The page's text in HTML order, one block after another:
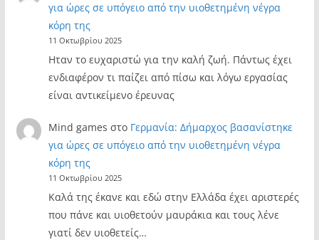
για ώρες σε υπόγειο από την υιοθετημένη νέγρα
κόρη της
11 Οκτωβρίου 2025
Ηταν το ευχαριστώ για την καλή ζωή. Πάντως έχει
ενδιαφέρον τι παίζει από πίσω και λόγω εργασίας
είναι αντικείμενο έρευνας
Mind games στο Γερμανία: Δήμαρχος βασανίστηκε
για ώρες σε υπόγειο από την υιοθετημένη νέγρα
κόρη της
11 Οκτωβρίου 2025
Καλά της έκανε και εδώ στην Ελλάδα έχει αριστερές
που πάνε και υιοθετούν μαυράκια και τους λένε
γιατί δεν υιοθετείς…